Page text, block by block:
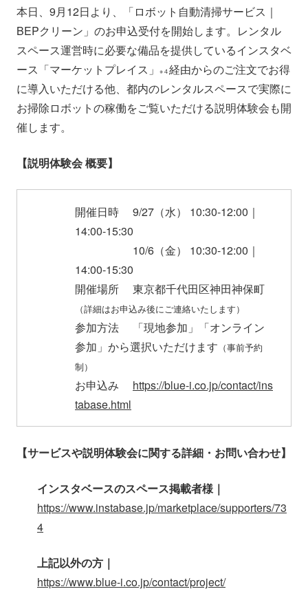
本日、9月12日より、「ロボット自動清掃サービス｜
BEPクリーン」のお申込受付を開始します。レンタル
スペース運営時に必要な備品を提供しているインスタベ
ース「マーケットプレイス」
※４経由からのご注文でお得
に導入いただける他、都内のレンタルスペースで実際に
お掃除ロボットの稼働をご覧いただける説明体験会も開
催します。
【説明体験会 概要】
開催日時 9/27（水） 10:30-12:00｜
14:00-15:30
10/6（金） 10:30-12:00｜
14:00-15:30
開催場所 東京都千代田区神田神保町
（詳細はお申込み後にご連絡いたします）
参加方法 「現地参加」「オンライン
参加」から選択いただけます （事前予約
制）
お申込み https://blue-i.co.jp/contact/ins
tabase.html
【サービスや説明体験会に関する詳細・お問い合わせ】
インスタベースのスペース掲載者様｜
https://www.instabase.jp/marketplace/supporters/73
4
上記以外の方｜
https://www.blue-i.co.jp/contact/project/